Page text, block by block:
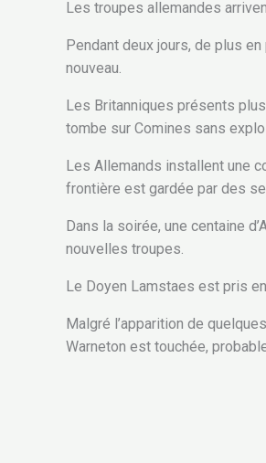
Les troupes allemandes
Pendant deux jours, de plus
nouveau.
Les Britanniques présents
tombe sur Comines sans
Les Allemands installent une
frontière est gardée par des
Dans la soirée, une centaine
nouvelles troupes.
Le Doyen Lamstaes est pris
Malgré l’apparition de
Warneton est touchée,